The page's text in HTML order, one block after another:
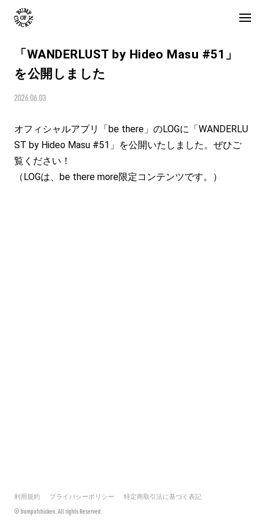
「WANDERLUST by Hideo Masu #51」
を公開しました
2026.06.03
オフィシャルアプリ「be there」のLOGに「WANDERLU
ST by Hideo Masu #51」を公開いたしました。ぜひご
覧ください！
（LOGは、be there more限定コンテンツです。）
利用規約 プライバシーポリシー 特定商取引法に基づく表記
© bumpofchicken. All rights Reserved.